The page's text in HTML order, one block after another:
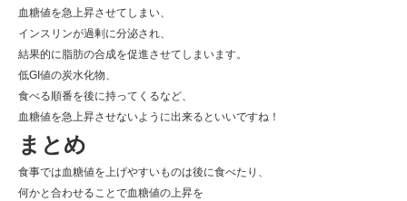
血糖値を急上昇させてしまい、
インスリンが過剰に分泌され、
結果的に脂肪の合成を促進させてしまいます。
低GI値の炭水化物、
食べる順番を後に持ってくるなど、
血糖値を急上昇させないように出来るといいですね！
まとめ
食事では血糖値を上げやすいものは後に食べたり、
何かと合わせることで血糖値の上昇を